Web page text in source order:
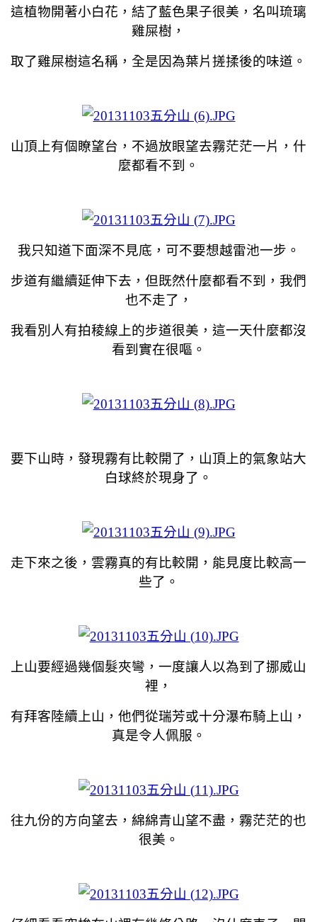
這植物開著小白花，結了藍色果子很美，名叫琉璃
雞屎樹，
取了雞屎樹這名稱，全是因為葉片搓揉後的味道。
山頂上有個瞭望台，不過放眼望去霧茫茫一片，什
麼都看不到。
我只知道下面深不見底，可不要想越雷池一步。
步道有繼續延伸下去，但既然什麼都看不到，我們
也不走了，
我看別人有拍稜線上的步道很美，這一天什麼都沒
看到實在很嘔。
要下山時，發現霧有比較開了，山頂上的氣象站大
白球終於現身了。
走下來之後，雲霧真的有比較開，能見度比較高一
些了。
上山要經過幾個髮夾彎，一度讓人以為到了挪威山
裡，
有拜客陸續上山，他們從瑞芳或十分瀑布騎上山，
真是令人佩服。
往九份的方向望去，綿綿青山望不盡，霧茫茫的也
很美。